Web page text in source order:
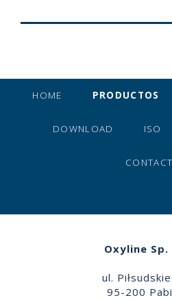
HOME PRODUCTOS
DOWNLOAD ISO
Oxyline Sp.
ul.
95-200